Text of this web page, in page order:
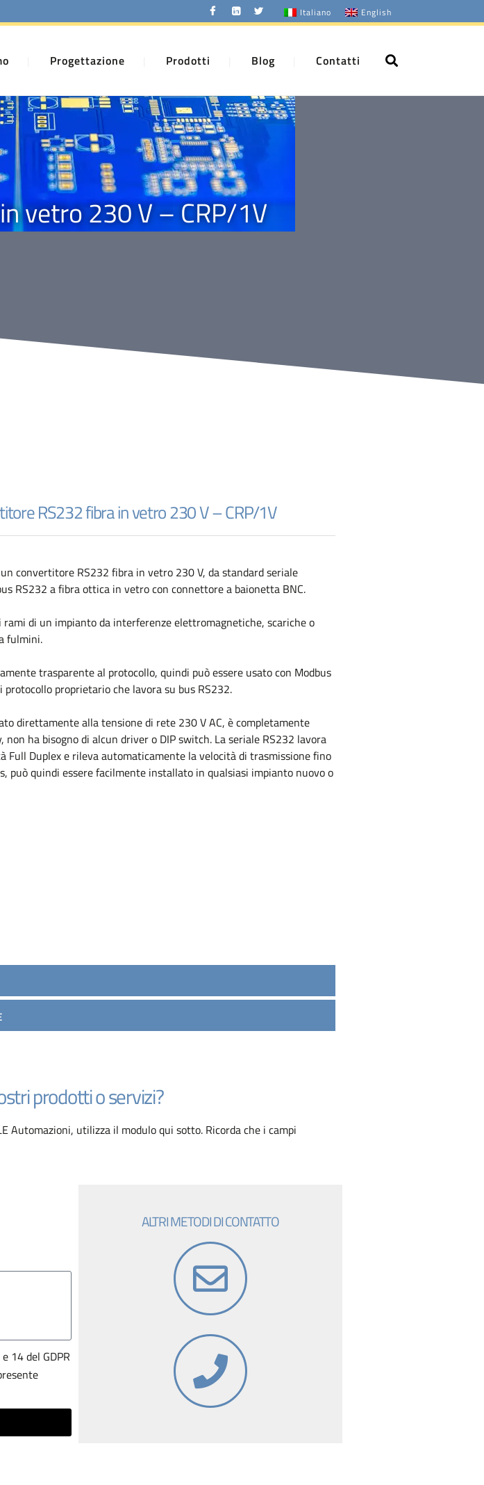
Italiano English
Progettazione Prodotti Blog Contatti
vetro 230 V – CRP/1V
RS232 fibra in vetro 230 V – CRP/1V
un convertitore RS232 fibra in vetro 230 V, da standard seriale
RS232 a fibra ottica in vetro con connettore a baionetta BNC.
rami di un impianto da interferenze elettromagnetiche, scariche o
fulmini.
trasparente al protocollo, quindi può essere usato con Modbus
protocollo proprietario che lavora su bus RS232.
direttamente alla tensione di rete 230 V AC, è completamente
non ha bisogno di alcun driver o DIP switch. La seriale RS232 lavora
Full Duplex e rileva automaticamente la velocità di trasmissione fino
può quindi essere facilmente installato in qualsiasi impianto nuovo o
prodotti o servizi?
Automazioni, utilizza il modulo qui sotto. Ricorda che i campi
14 del GDPR
ALTRI METODI DI CONTATTO